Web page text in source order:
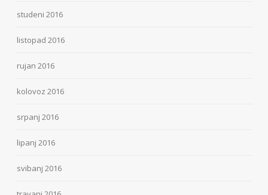
studeni 2016
listopad 2016
rujan 2016
kolovoz 2016
srpanj 2016
lipanj 2016
svibanj 2016